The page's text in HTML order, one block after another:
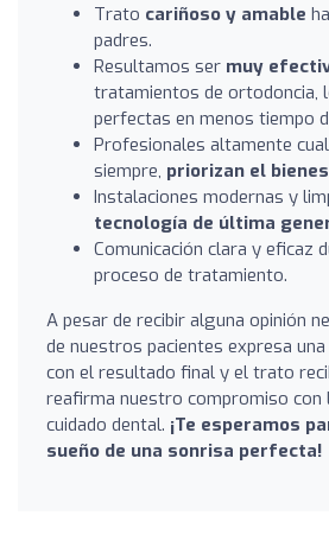
Trato cariñoso y amable
padres.
Resultamos ser muy
tratamientos de ortodoncia,
perfectas en menos tiempo
Profesionales altamente
siempre, priorizan el
Instalaciones modernas y
tecnología de última
Comunicación clara y eficaz
proceso de tratamiento.
A pesar de recibir alguna opinión
de nuestros pacientes expresa
con el resultado final y el trato
reafirma nuestro compromiso con
cuidado dental. ¡Te esperamos
sueño de una sonrisa perfecta!